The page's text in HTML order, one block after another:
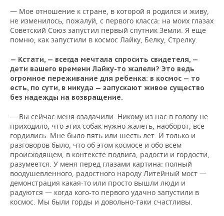
— Мое отношение к стране, в которой я родился и живу,
не изменилось, пожалуй, с первого класса: на моих глазах
Советский Союз запустил первый спутник Земли. Я еще
помню, как запустили в космос Лайку, Белку, Стрелку.
— Кстати, — всегда мечтала спросить свидетеля, —
дети вашего времени Лайку-то жалели? Это ведь
огромное переживание для ребенка: в космос — то
есть, по сути, в никуда — запускают живое существо
без надежды на возвращение.
— Вы сейчас меня озадачили. Никому из нас в голову не
приходило, что этих собак нужно жалеть, наоборот, все
гордились. Мне было пять или шесть лет. И только и
разговоров было, что об этом космосе и обо всем
происходящем, в контексте подвига, радости и гордости,
разумеется. У меня перед глазами картина: полный
воодушевленного, радостного народу Литейный мост —
демонстрация какая-то или просто вышли люди и
радуются — когда кого-то первого удачно запустили в
космос. Мы были горды и довольно-таки счастливы.